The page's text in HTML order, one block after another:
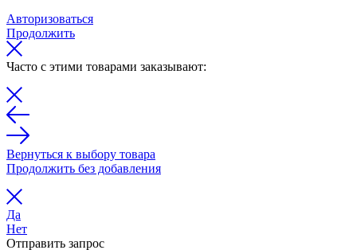
Авторизоваться
Продолжить
Часто с этими товарами заказывают:
Вернуться к выбору товара
Продолжить без добавления
Да
Нет
Отправить запрос